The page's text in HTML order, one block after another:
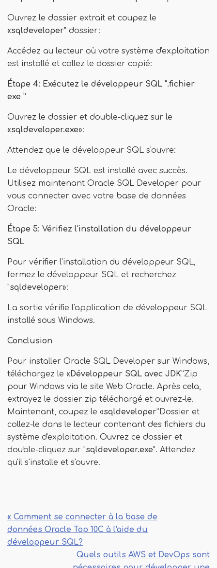
Ouvrez le dossier extrait et coupez le
«sqldeveloper" dossier:
Accédez au lecteur où votre système d'exploitation
est installé et collez le dossier copié:
Étape 4: Exécutez le développeur SQL ".fichier
exe ”
Ouvrez le dossier et double-cliquez sur le
«sqldeveloper.exe»:
Attendez que le développeur SQL s'ouvre:
Le développeur SQL est installé avec succès.
Utilisez maintenant Oracle SQL Developer pour
vous connecter avec votre base de données
Oracle:
Étape 5: Vérifiez l'installation du développeur
SQL
Pour vérifier l'installation du développeur SQL,
fermez le développeur SQL et recherchez
"sqldeveloper»:
La sortie vérifie l'application de développeur SQL
installé sous Windows.
Conclusion
Pour installer Oracle SQL Developer sur Windows,
téléchargez le «Développeur SQL avec JDK”Zip
pour Windows via le site Web Oracle. Après cela,
extrayez le dossier zip téléchargé et ouvrez-le.
Maintenant, coupez le «sqldeveloper”Dossier et
collez-le dans le lecteur contenant des fichiers du
système d'exploitation. Ouvrez ce dossier et
double-cliquez sur "sqldeveloper.exe". Attendez
qu'il s'installe et s'ouvre.
« Comment se connecter à la base de
données Oracle Top 10C à l'aide du
développeur SQL?
Quels outils AWS et DevOps sont